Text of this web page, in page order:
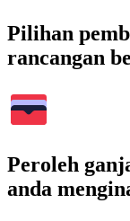
Pilihan
rancangan
Peroleh
anda